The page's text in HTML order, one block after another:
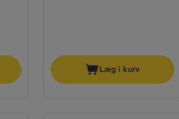
Læg i kurv